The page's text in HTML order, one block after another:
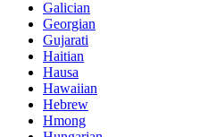
Galician
Georgian
Gujarati
Haitian
Hausa
Hawaiian
Hebrew
Hmong